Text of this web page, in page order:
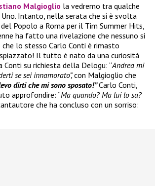
Malgioglio la vedremo tra qualche
Intanto, nella serata che si è svolta
Popolo a Roma per il Tim Summer Hits,
ha fatto una rivelazione che nessuno si
lo stesso Carlo Conti è rimasto
Il tutto è nato da una curiosità
Conti su richiesta della Delogu: “Andrea mi
se sei innamorato”,con Malgioglio che
dirti che mi sono sposato!”Carlo Conti,
approfondire: “Ma quando? Ma lui lo sa?
che ha concluso con un sorriso: